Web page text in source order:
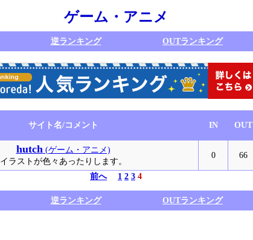
ゲーム・アニメ
逆ランキング OUTランキング
サイト名/コメント IN OUT
hutch(ゲーム・アニメ)
イラストが色々あったりします。
0 66
前へ 1 2 3 4
逆ランキング OUTランキング